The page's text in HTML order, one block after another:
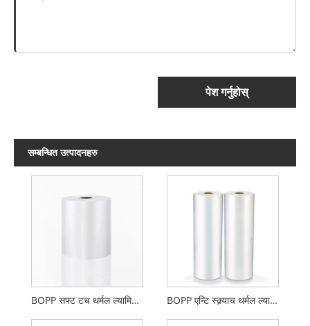
पेश गर्नुहोस्
सम्बन्धित उत्पादनहरु
BOPP सफ्ट टच थर्मल ल्यामिनेशन फिल्म BOPP एन्टि स्क्र्याच थर्मल ल्यामिनेशन फिल्म